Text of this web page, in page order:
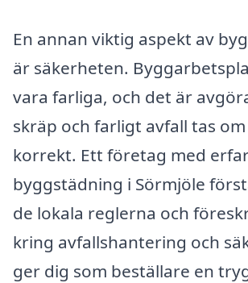
En annan viktig aspekt av
är säkerheten.
vara farliga, och det är
skräp och farligt avfall tas
korrekt. Ett företag med
byggstädning i Sörmjöle
de lokala reglerna och
kring avfallshantering och
ger dig som beställare en